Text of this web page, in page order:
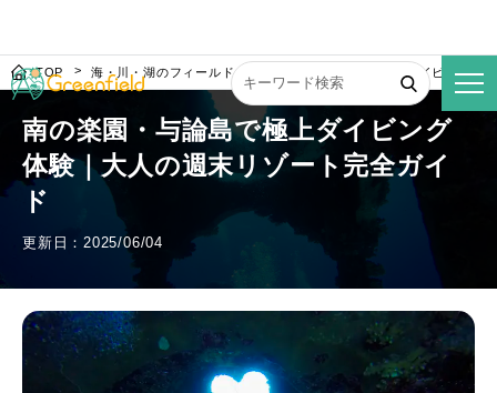
TOP 海・川・湖のフィールド 南の楽園・与論島で極上ダイビング体
南の楽園・与論島で極上ダイビング
体験｜大人の週末リゾート完全ガイ
ド
更新日：2025/06/04